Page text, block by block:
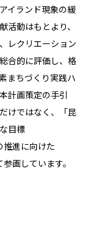
イランド現象の緩
活動はもとより、
レクリエーション
合的に評価し、格
まちづくり実践ハ
計画策定の手引
けではなく、「昆
目標
推進に向けた
画しています。